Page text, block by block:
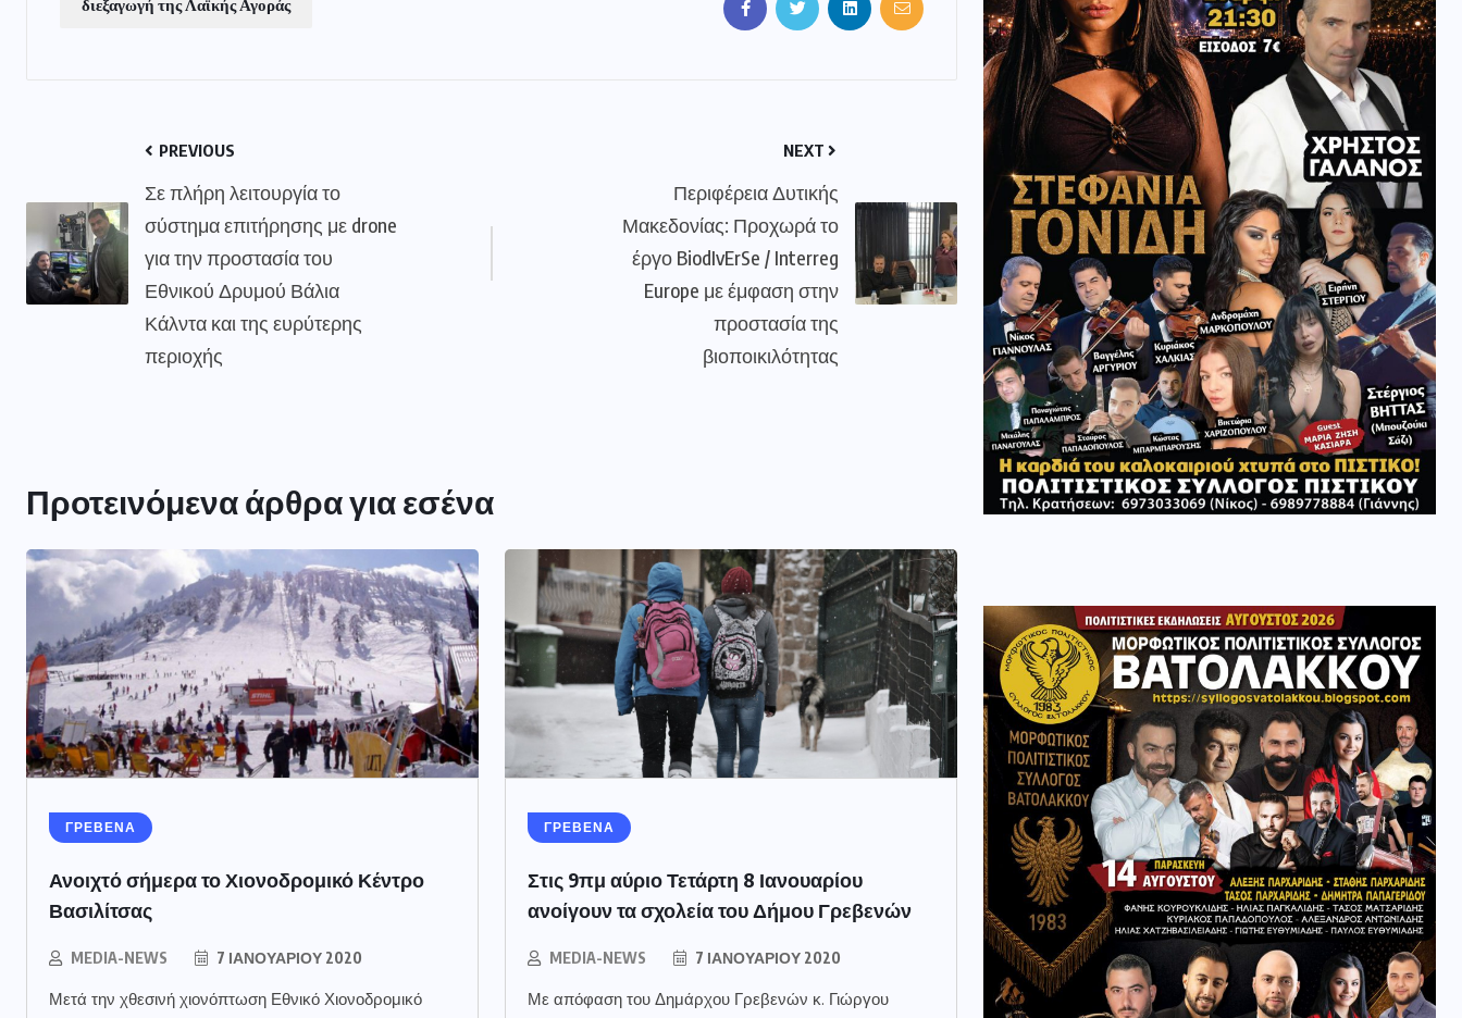
διεξαγωγή της Λαϊκής Αγοράς
PREVIOUS
Σε πλήρη λειτουργία το
σύστημα επιτήρησης με drone
για την προστασία του
Εθνικού Δρυμού Βάλια
Κάλντα και της ευρύτερης
περιοχής
NEXT
Περιφέρεια Δυτικής
Μακεδονίας: Προχωρά το
έργο BiodIvErSe / Interreg
Europe με έμφαση στην
προστασία της
βιοποικιλότητας
Προτεινόμενα άρθρα για εσένα
ΓΡΕΒΕΝΑ
Ανοιχτό σήμερα το Χιονοδρομικό Κέντρο
Βασιλίτσας
MEDIA-NEWS 7 ΙΑΝΟΥΑΡΊΟΥ 2020
Μετά την χθεσινή χιονόπτωση Εθνικό Χιονοδρομικό
ΓΡΕΒΕΝΑ
Στις 9πμ αύριο Τετάρτη 8 Ιανουαρίου
ανοίγουν τα σχολεία του Δήμου Γρεβενών
MEDIA-NEWS 7 ΙΑΝΟΥΑΡΊΟΥ 2020
Με απόφαση του Δημάρχου Γρεβενών κ. Γιώργου